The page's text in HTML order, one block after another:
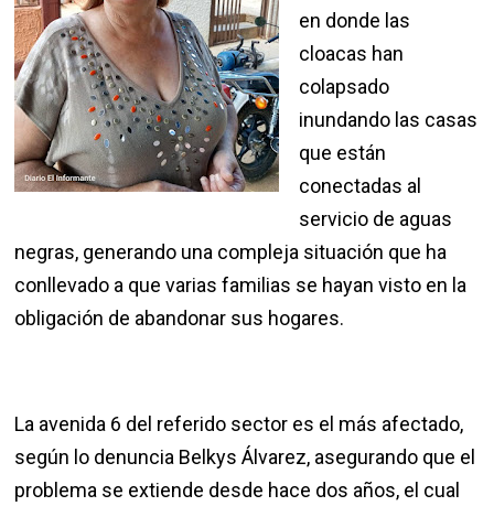
en donde las
cloacas han
colapsado
inundando las casas
que están
conectadas al
servicio de aguas
negras, generando una compleja situación que ha
conllevado a que varias familias se hayan visto en la
obligación de abandonar sus hogares.
La avenida 6 del referido sector es el más afectado,
según lo denuncia Belkys Álvarez, asegurando que el
problema se extiende desde hace dos años, el cual